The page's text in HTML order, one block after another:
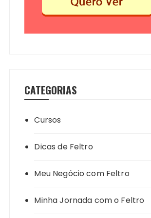
CATEGORIAS
Cursos
Dicas de Feltro
Meu Negócio com Feltro
Minha Jornada com o Feltro